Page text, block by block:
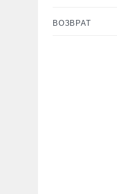
ВОЗВРАТ